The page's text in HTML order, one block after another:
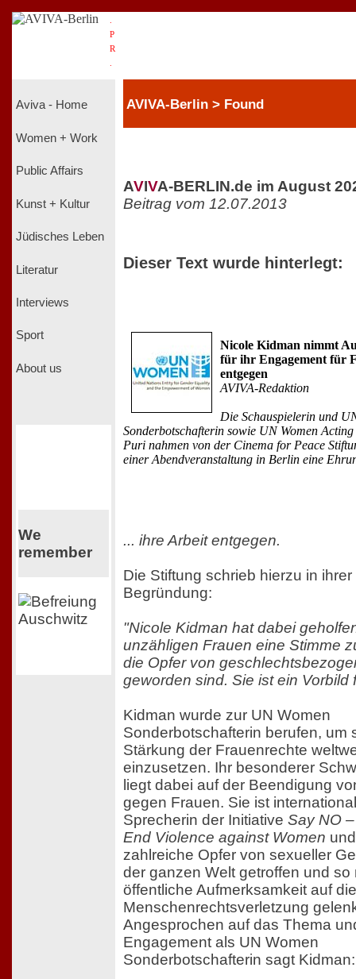
P
R
Aviva - Home
Women + Work
Public Affairs
Kunst + Kultur
Jüdisches Leben
Literatur
Interviews
Sport
About us
We
remember
AVIVA-Berlin > Found
AVIVA-BERLIN.de im August
Beitrag vom 12.07.2013
Dieser Text wurde hinterlegt:
Nicole Kidman nimmt
für ihr Engagement für
entgegen
AVIVA-Redaktion
Die Schauspielerin und
Sonderbotschafterin sowie UN Women
Puri nahmen von der Cinema for Peace
einer Abendveranstaltung in Berlin eine
... ihre Arbeit entgegen.
Die Stiftung schrieb hierzu in ihrer
Begründung:
"Nicole Kidman hat dabei
unzähligen Frauen eine Stimme
die Opfer von
geworden sind. Sie ist ein Vorbild
Kidman wurde zur UN Women
Sonderbotschafterin berufen, um
Stärkung der Frauenrechte
einzusetzen. Ihr besonderer
liegt dabei auf der Beendigung
gegen Frauen. Sie ist
Sprecherin der Initiative Say NO
End Violence against Women
zahlreiche Opfer von sexueller
der ganzen Welt getroffen und so
öffentliche Aufmerksamkeit auf
Menschenrechtsverletzung
Angesprochen auf das Thema
Engagement als UN Women
Sonderbotschafterin sagt Kidman: